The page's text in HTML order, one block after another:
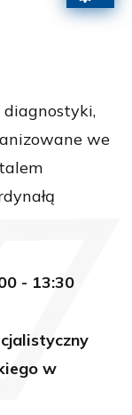
we
- 13:30
w